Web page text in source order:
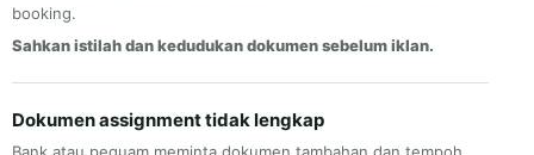
booking.
Sahkan istilah dan kedudukan dokumen sebelum iklan.
Dokumen assignment tidak lengkap